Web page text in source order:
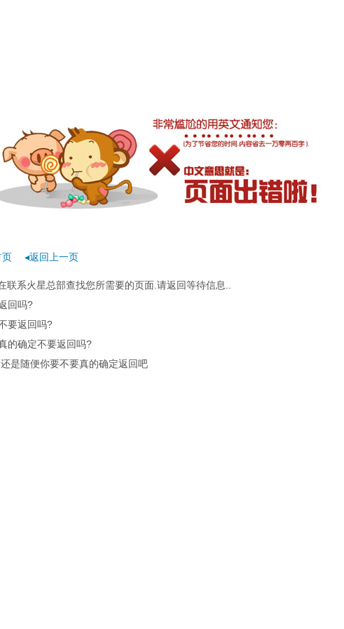
页 ◂返回上一页
联系火星总部查找您所需要的页面.请返回等待信息..
回吗?
要返回吗?
的确定不要返回吗?
是随便你要不要真的确定返回吧